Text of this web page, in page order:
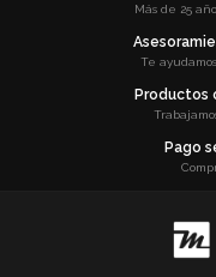
Más de 25
Te
Productos
Pago